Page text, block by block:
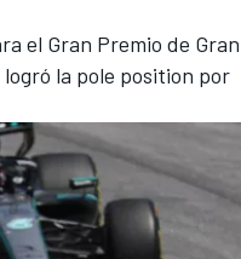
el Gran Premio de Gran
logró la pole position por